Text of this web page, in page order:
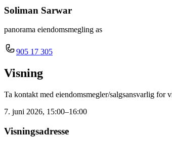
Soliman Sarwar
panorama eiendomsmegling as
905 17 305
Visning
Ta kontakt med eiendomsmegler/salgsansvarlig for
7. juni 2026, 15:00–16:00
Visningsadresse